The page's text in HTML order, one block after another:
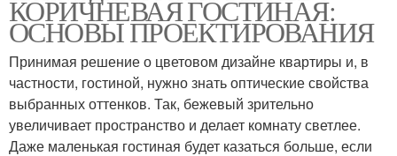
КОРИЧНЕВАЯ ГОСТИНАЯ:
ОСНОВЫ ПРОЕКТИРОВАНИЯ
Принимая решение о цветовом дизайне квартиры и, в
частности, гостиной, нужно знать оптические свойства
выбранных оттенков. Так, бежевый зрительно
увеличивает пространство и делает комнату светлее.
Даже маленькая гостиная будет казаться больше, если